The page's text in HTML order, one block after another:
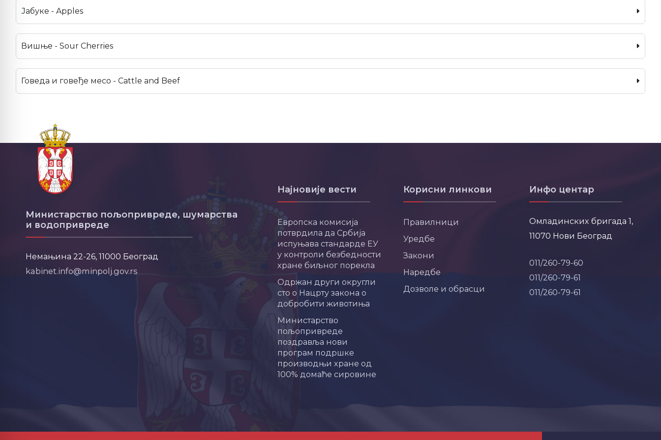
Јабуке - Apples
Вишње - Sour Cherries
Говеда и говеђе месо - Cattle and Beef
Министарство пољопривреде, шумарства
и водопривреде
Немањина 22-26, 11000 Београд
kabinet.info@minpolj.gov.rs
Најновије вести
Европска комисија
потврдила да Србија
испуњава стандарде ЕУ
у контроли безбедности
хране биљног порекла
Одржан други округли
сто о Нацрту закона о
добробити животиња
Министарство
пољопривреде
поздравља нови
програм подршке
производњи хране од
100% домаће сировине
Корисни линкови
Правилници
Уредбе
Закони
Наредбе
Дозволе и обрасци
Инфо центар
Омладинских бригада 1,
11070 Нови Београд
011/260-79-60
011/260-79-61
011/260-79-61